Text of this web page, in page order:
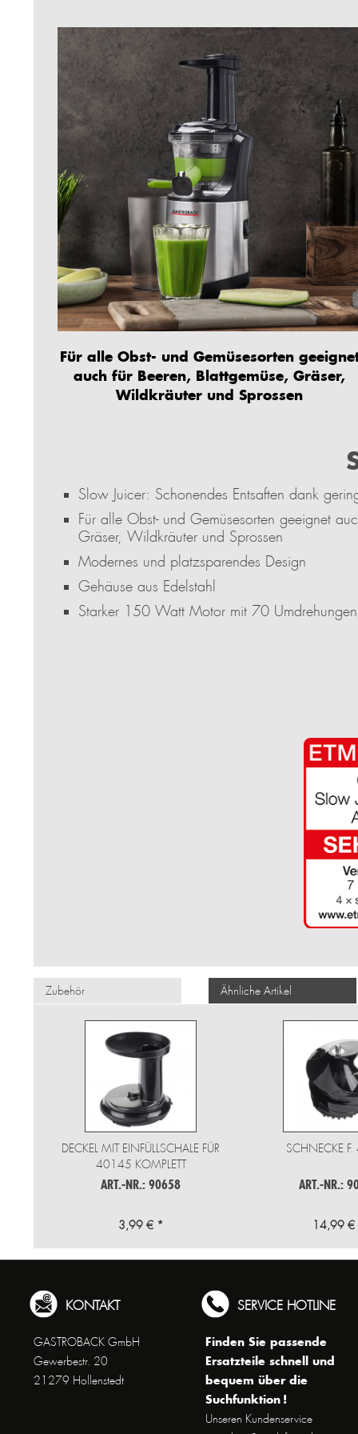
Für alle Obst- und Gemüsesorten
auch für Beeren, Blattgemüse, Gräser,
Wildkräuter und Sprossen
Slow Juicer: Schonendes Entsaften dank
Für alle Obst- und Gemüsesorten geeignet
Gräser, Wildkräuter und Sprossen
Modernes und platzsparendes Design
Gehäuse aus Edelstahl
Starker 150 Watt Motor mit 70
Zubehör Ähnliche Artikel
DECKEL MIT EINFÜLLSCHALE FÜR
40145 KOMPLETT
ART.-NR.: 90658
3,99 € *
SCHNECKE
ART.-NR.:
14,99
KONTAKT
GASTROBACK GmbH
Gewerbestr. 20
21279 Hollenstedt
SERVICE HOTLINE
Finden Sie passende
Ersatzteile schnell und
bequem über die
Suchfunktion !
Unseren Kundenservice